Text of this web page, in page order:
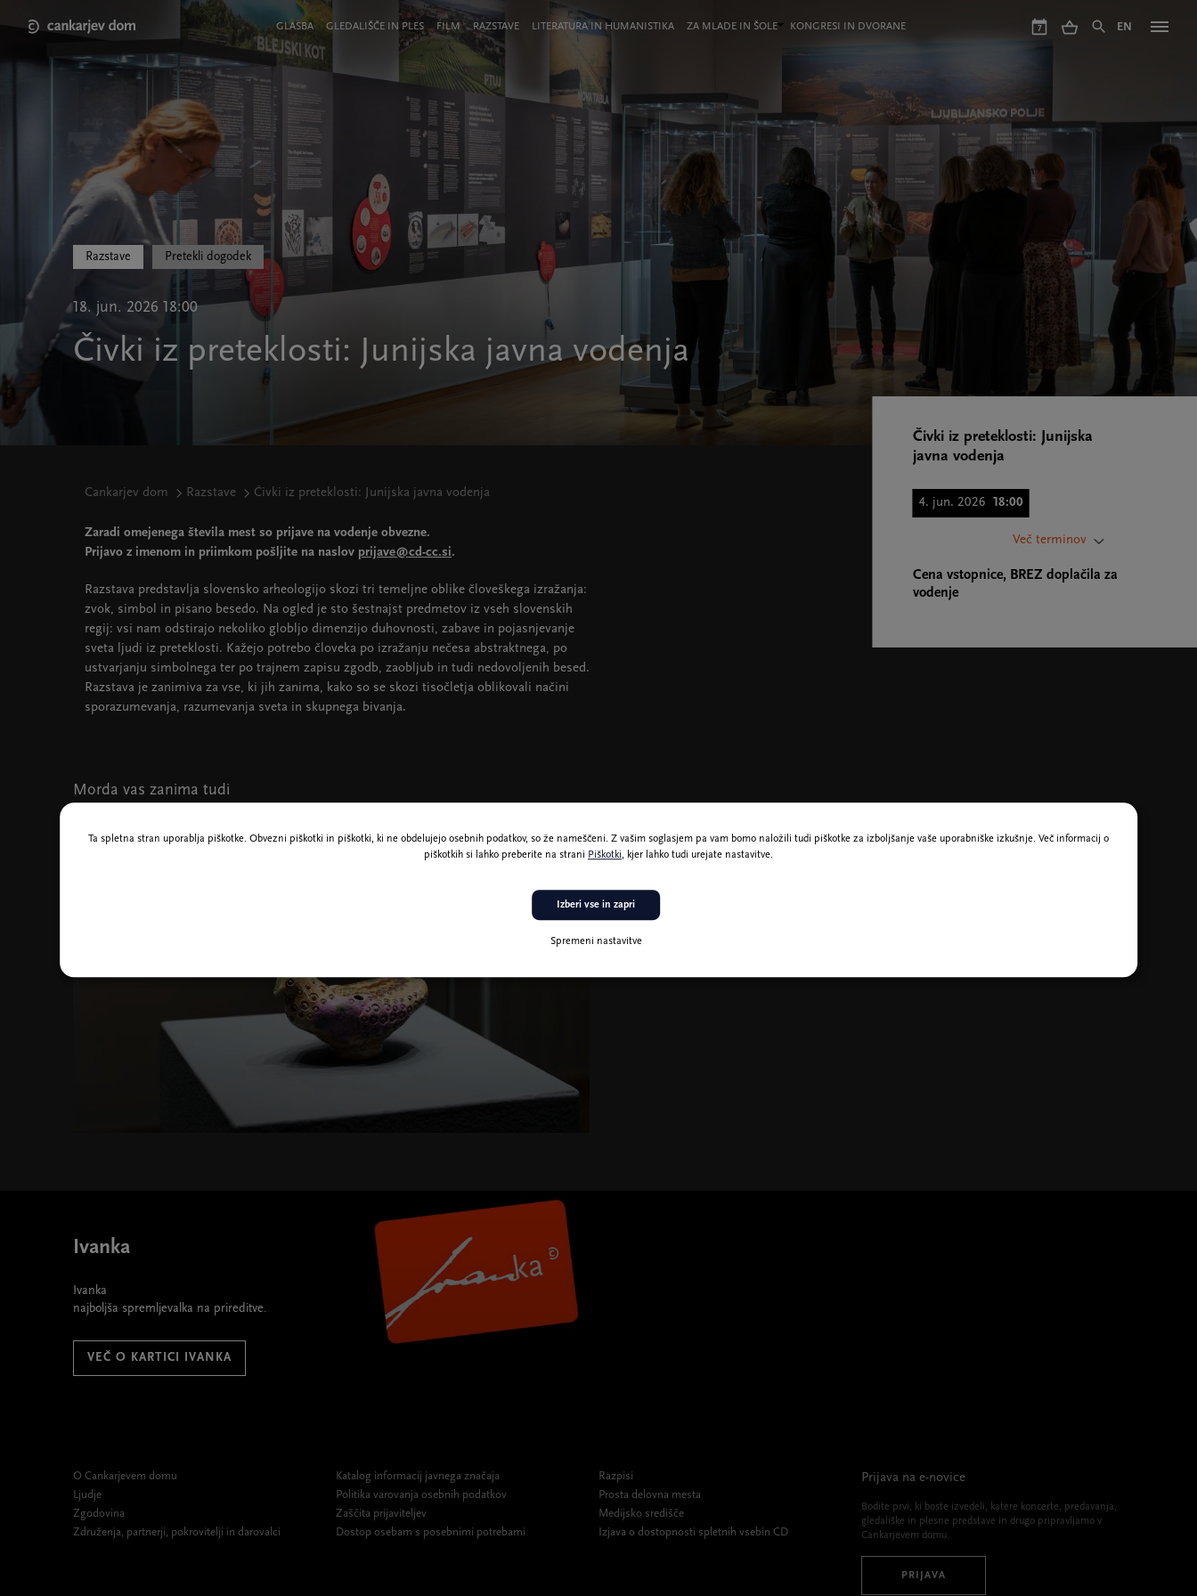
main
Meni
v
glavi
strani
GLASBA GLEDALIŠČE IN PLES FILM RAZSTAVE LITERATURA IN HUMANISTIKA ZA MLADE IN ŠOLE KONGRESI IN DVORANE 7 EN
Razstave Pretekli dogodek
18. jun. 2026 18:00
Čivki iz preteklosti: Junijska javna vodenja
Cankarjev dom Razstave Čivki iz preteklosti: Junijska javna vodenja
Zaradi omejenega števila mest so prijave na vodenje obvezne.
Prijavo z imenom in priimkom pošljite na naslov prijave@cd-cc.si.
Razstava predstavlja slovensko arheologijo skozi tri temeljne oblike človeškega izražanja:
zvok, simbol in pisano besedo. Na ogled je sto šestnajst predmetov iz vseh slovenskih
regij: vsi nam odstirajo nekoliko globljo dimenzijo duhovnosti, zabave in pojasnjevanje
sveta ljudi iz preteklosti. Kažejo potrebo človeka po izražanju nečesa abstraktnega, po
ustvarjanju simbolnega ter po trajnem zapisu zgodb, zaobljub in tudi nedovoljenih besed.
Razstava je zanimiva za vse, ki jih zanima, kako so se skozi tisočletja oblikovali načini
sporazumevanja, razumevanja sveta in skupnega bivanja.
Čivki iz preteklosti: Junijska
javna vodenja
4. jun. 2026 18:00
18:00
18. jun. 2026 18:00
Več terminov
Cena vstopnice, BREZ doplačila za
vodenje
Morda vas zanima tudi
Ivanka
Ivanka
najboljša spremljevalka na prireditve.
VEČ O KARTICI IVANKA
O Cankarjevem domu
Ljudje
Zgodovina
Združenja, partnerji, pokrovitelji in darovalci
Katalog informacij javnega značaja
Politika varovanja osebnih podatkov
Zaščita prijaviteljev
Dostop osebam s posebnimi potrebami
Razpisi
Prosta delovna mesta
Medijsko središče
Izjava o dostopnosti spletnih vsebin CD
Prijava na e-novice
Bodite prvi, ki boste izvedeli, katere koncerte, predavanja,
gledališke in plesne predstave in drugo pripravljamo v
Cankarjevem domu.
PRIJAVA
Ta spletna stran uporablja piškotke. Obvezni piškotki in piškotki, ki ne obdelujejo osebnih podatkov, so že nameščeni. Z vašim soglasjem pa vam bomo naložili tudi piškotke za izboljšanje vaše uporabniške izkušnje. Več informacij o
piškotkih si lahko preberite na strani Piškotki, kjer lahko tudi urejate nastavitve.
Spremeni nastavitve
Izberi vse in zapri